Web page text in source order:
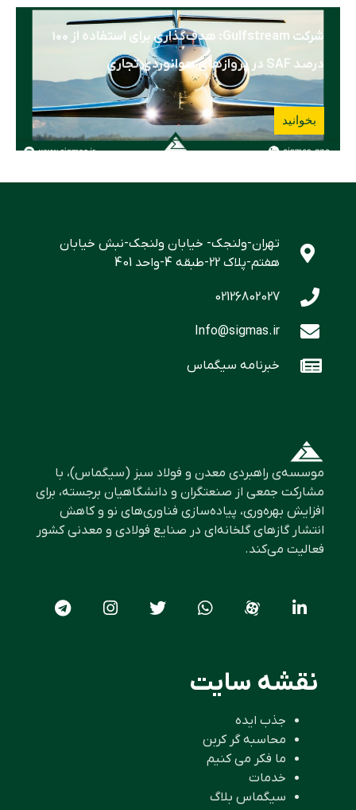
شرکت Gulfstream: هدف‌گذاری برای استفاده از ۱۰۰
درصد SAF در پروازهای هوانوردی تجاری
بخوانید
تهران-ولنجک- خیابان ولنجک-نبش خیابان
هفتم-پلاک 22-طبقه 4-واحد 401
02126802027
Info@sigmas.ir
خبرنامه سیگماس
موسسه‌ی راهبردی معدن و فولاد سبز (سیگماس)، با
مشارکت جمعی از صنعتگران و دانشگاهیان برجسته، برای
افزایش بهره‌وری، پیاده‌سازی فناوری‌های نو و کاهش
انتشار گازهای گلخانه‌ای در صنایع فولادی و معدنی کشور
فعالیت می‌کند.
نقشه سایت
جذب ایده
محاسبه گر کربن
ما فکر می کنیم
خدمات
سیگماس بلاگ